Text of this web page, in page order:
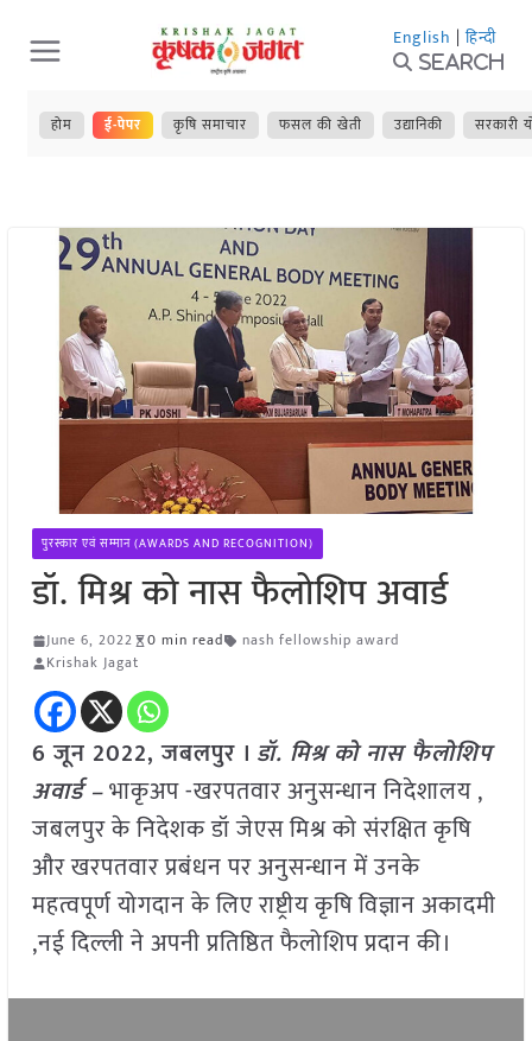
Skip
to
content
English | हिन्दी
Search
होम ई-पेपर कृषि समाचार फसल की खेती उद्यानिकी सरकारी
पुरस्कार एवं सम्मान (AWARDS AND RECOGNITION)
डॉ. मिश्र को नास फैलोशिप अवार्ड
June 6, 2022 0 min read
nash fellowship award
Krishak Jagat
6 जून 2022, जबलपुर । डॉ. मिश्र को नास फैलोशिप
अवार्ड –भाकृअप -खरपतवार अनुसन्धान निदेशालय ,
जबलपुर के निदेशक डॉ जेएस मिश्र को संरक्षित कृषि
और खरपतवार प्रबंधन पर अनुसन्धान में उनके
महत्वपूर्ण योगदान के लिए राष्ट्रीय कृषि विज्ञान अकादमी
,नई दिल्ली ने अपनी प्रतिष्ठित फैलोशिप प्रदान की।